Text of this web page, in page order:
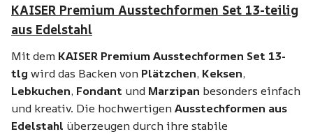
KAISER Premium Ausstechformen Set 13-teilig
aus Edelstahl
Mit dem KAISER Premium Ausstechformen Set 13-
tlg wird das Backen von Plätzchen, Keksen,
Lebkuchen, Fondant und Marzipan besonders einfach
und kreativ. Die hochwertigenAusstechformen aus
Edelstahl überzeugen durch ihre stabile